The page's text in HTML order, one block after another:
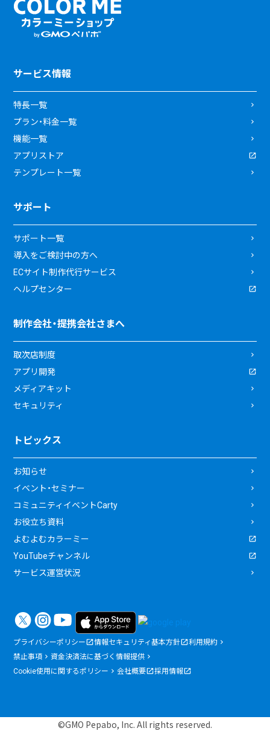
サービス情報
特長一覧
プラン・料金一覧
機能一覧
アプリストア
テンプレート一覧
サポート
サポート一覧
導入をご検討中の方へ
ECサイト制作代行サービス
ヘルプセンター
制作会社・提携会社さまへ
取次店制度
アプリ開発
メディアキット
セキュリティ
トピックス
お知らせ
イベント・セミナー
コミュニティイベントCarty
お役立ち資料
よむよむカラーミー
YouTubeチャンネル
サービス運営状況
プライバシーポリシー 情報セキュリティ基本方針
利用規約
禁止事項
資金決済法に基づく情報提供
Cookie使用に関するポリシー
会社概要 採用情報
©GMO Pepabo, Inc. All rights reserved.